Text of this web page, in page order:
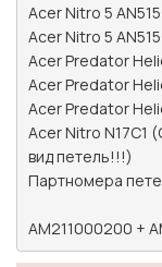
Acer Nitro 5
Acer Nitro 5
Acer Predator
Acer Predator
Acer Predator
Acer Nitro N17C1
вид петель!!!)
Партномера
AM211000200 +